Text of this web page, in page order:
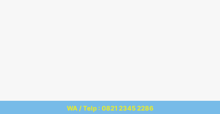
WA / Telp : 0821 2345 2286